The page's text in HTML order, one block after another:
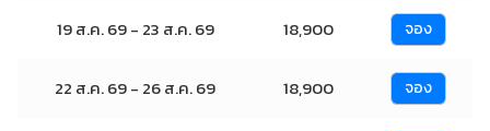
19 ส.ค. 69 - 23 ส.ค. 69 18,900 จอง
22 ส.ค. 69 - 26 ส.ค. 69 18,900 จอง